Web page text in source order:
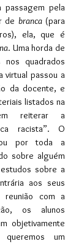
passagem pela
de branca (para
ela, que é
. Uma horda de
nos quadrados
virtual passou a
da docente, e
listados na
reiterar a
racista”. O
por toda a
sobre alguém
sobre a
aos seus
com a
os alunos
objetivamente
um